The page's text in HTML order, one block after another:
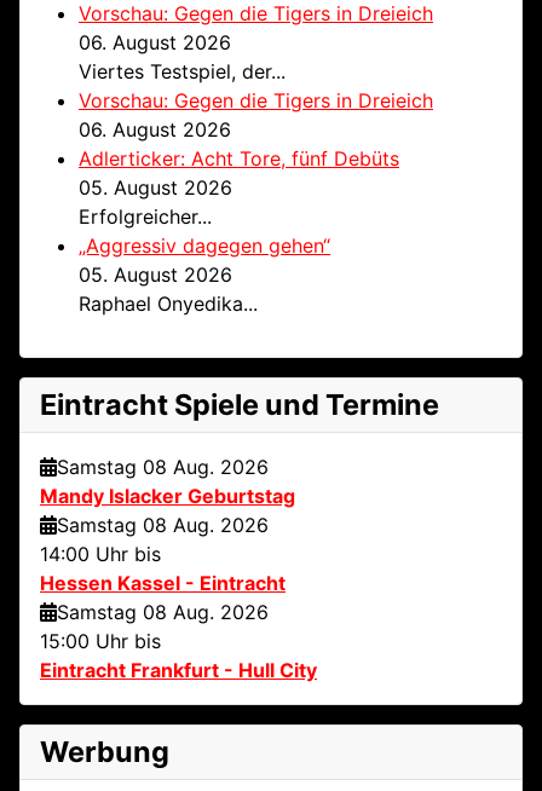
Vorschau: Gegen die Tigers in Dreieich
06. August 2026
Viertes Testspiel, der...
Vorschau: Gegen die Tigers in Dreieich
06. August 2026
Adlerticker: Acht Tore, fünf Debüts
05. August 2026
Erfolgreicher...
„Aggressiv dagegen gehen“
05. August 2026
Raphael Onyedika...
Eintracht Spiele und Termine
Samstag 08 Aug. 2026
Mandy Islacker Geburtstag
Samstag 08 Aug. 2026
14:00 Uhr bis
Hessen Kassel - Eintracht
Samstag 08 Aug. 2026
15:00 Uhr bis
Eintracht Frankfurt - Hull City
Werbung